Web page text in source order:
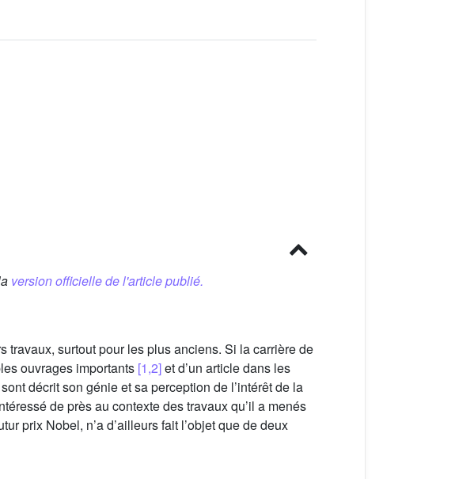
version officielle de l'article publié.
travaux, surtout pour les plus anciens. Si la carrière de
ouvrages importants [1,2]et d’un article dans les
décrit son génie et sa perception de l’intérêt de la
de près au contexte des travaux qu’il a menés
prix Nobel, n’a d’ailleurs fait l’objet que de deux